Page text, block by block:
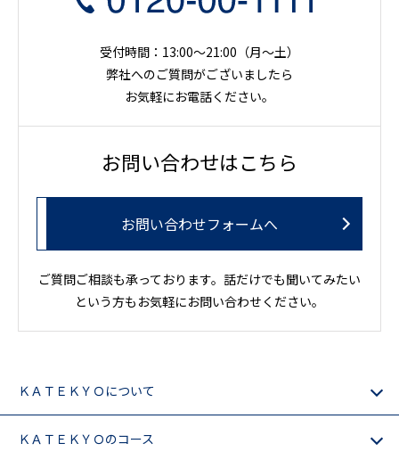
受付時間：13:00～21:00（月〜土）
弊社へのご質問がございましたら
お気軽にお電話ください。
お問い合わせはこちら
お問い合わせフォームへ
ご質問ご相談も承っております。話だけでも聞いてみたい
という方もお気軽にお問い合わせください。
ＫＡＴＥＫＹＯについて
ＫＡＴＥＫＹＯのコース